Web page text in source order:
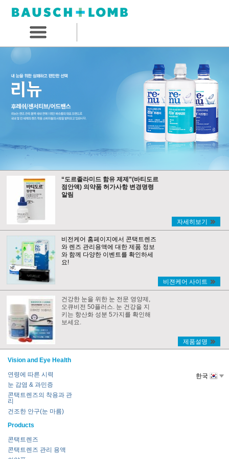
“도르졸라미드 함유 제제”(바티도르
점안액) 의약품 허가사항 변경명령
알림
자세히보기
비전케어 홈페이지에서 콘택트렌즈
와 렌즈 관리용액에 대한 제품 정보
와 함께 다양한 이벤트를 확인하세
요!
비젼케어 사이트
건강한 눈을 위한 눈 전문 영양제,
오큐비전 50플러스. 눈 건강을 지
키는 항산화 성분 5가지를 확인해
보세요.
제품설명
Vision and Eye Health
연령에 따른 시력
눈 감염 & 과민증
콘택트렌즈의 착용과 관
리
건조한 안구(눈 마름)
Products
콘택트렌즈
콘택트렌즈 관리 용액
한국